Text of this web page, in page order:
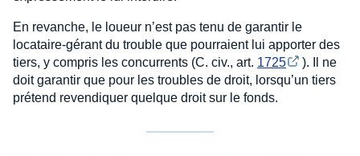
En revanche, le loueur n’est pas tenu de garantir le
locataire-gérant du trouble que pourraient lui apporter des
tiers, y compris les concurrents (C. civ., art. 1725
). Il ne
doit garantir que pour les troubles de droit, lorsqu’un tiers
prétend revendiquer quelque droit sur le fonds.